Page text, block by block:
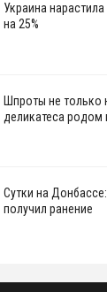
Украина
на 25%
Шпроты не только
деликатеса родом
Сутки на
получил ранение